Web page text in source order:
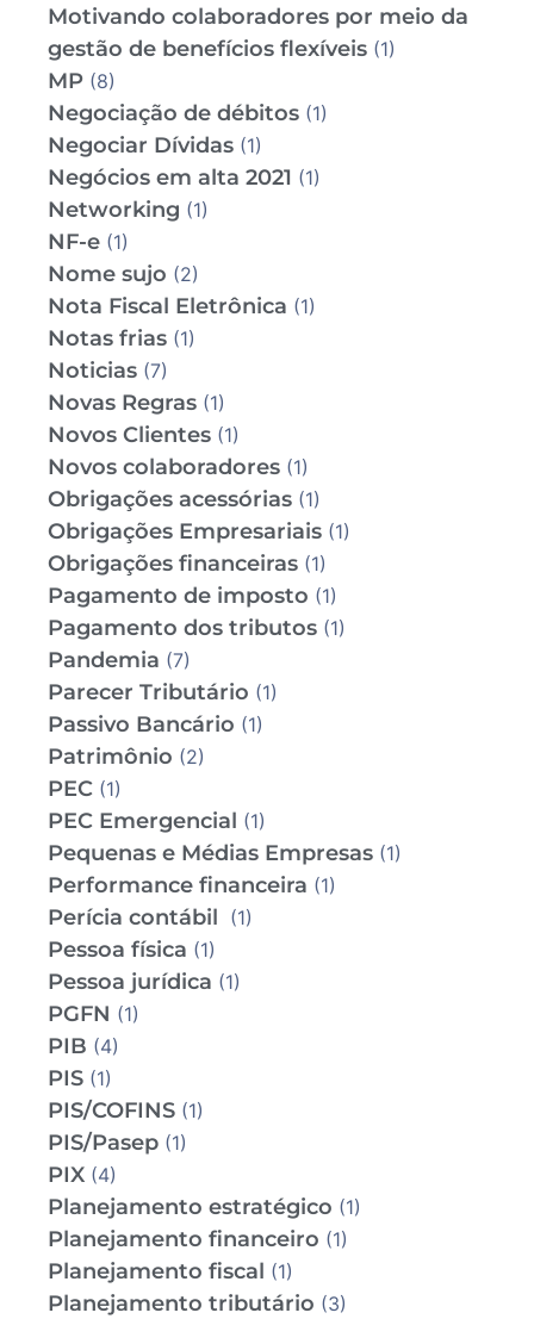
Motivando colaboradores por meio da
gestão de benefícios flexíveis (1)
MP (8)
Negociação de débitos (1)
Negociar Dívidas (1)
Negócios em alta 2021 (1)
Networking (1)
NF-e (1)
Nome sujo (2)
Nota Fiscal Eletrônica (1)
Notas frias (1)
Noticias (7)
Novas Regras (1)
Novos Clientes (1)
Novos colaboradores (1)
Obrigações acessórias (1)
Obrigações Empresariais (1)
Obrigações financeiras (1)
Pagamento de imposto (1)
Pagamento dos tributos (1)
Pandemia (7)
Parecer Tributário (1)
Passivo Bancário (1)
Patrimônio (2)
PEC (1)
PEC Emergencial (1)
Pequenas e Médias Empresas (1)
Performance financeira (1)
Perícia contábil (1)
Pessoa física (1)
Pessoa jurídica (1)
PGFN (1)
PIB (4)
PIS (1)
PIS/COFINS (1)
PIS/Pasep (1)
PIX (4)
Planejamento estratégico (1)
Planejamento financeiro (1)
Planejamento fiscal (1)
Planejamento tributário (3)